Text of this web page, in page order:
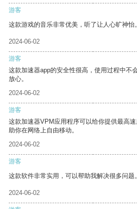
游客
这款游戏的音乐非常优美，听了让人心旷神怡。
2024-06-02
游客
这款加速器app的安全性很高，使用过程中不
放心。
2024-06-02
游客
这款加速器VPM应用程序可以给你提供最高
助你在网络上自由移动。
2024-06-02
游客
这款软件非常实用，可以帮助我解决很多问题。
2024-06-02